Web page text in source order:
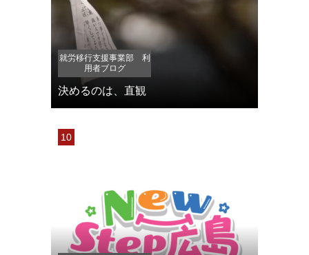
就労移行支援事業部 利
用者ブログ
決めるのは、直観